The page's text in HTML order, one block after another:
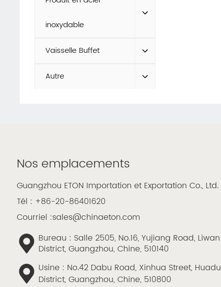
inoxydable
Vaisselle Buffet
Autre
Nos emplacements
Guangzhou ETON Importation et Exportation Co., Ltd.
Tél : +86-20-86401620
Courriel :sales@chinaeton.com
Bureau : Salle 2505, No.16, Yujiang Road, Liwan
District, Guangzhou, Chine, 510140
Usine : No.42 Dabu Road, Xinhua Street, Huadu
District, Guangzhou, Chine, 510800